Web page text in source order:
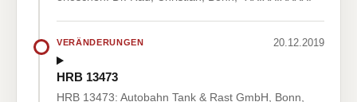
VERÄNDERUNGEN 20.12.2019
HRB 13473
HRB 13473: Autobahn Tank & Rast GmbH, Bonn,